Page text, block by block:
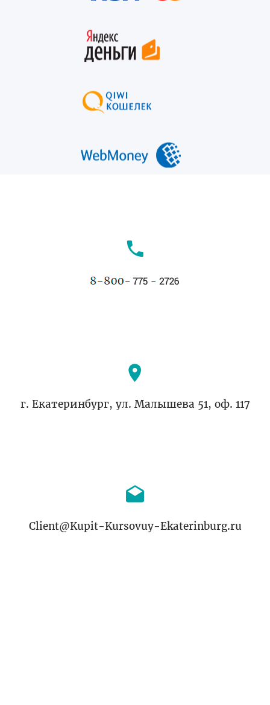
г. Екатеринбург, ул. Малышева 51, оф. 117
Client@Kupit-Kursovuy-Ekaterinburg.ru